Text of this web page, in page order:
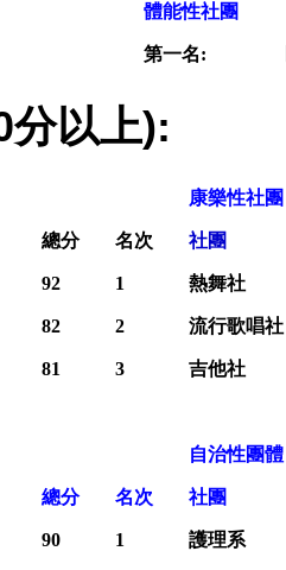
體能性社團
第一名:
分以上):
康樂性社團
總分 名次 社團
92 1 熱舞社
82 2 流行歌唱社
81 3 吉他社
自治性團體
總分 名次 社團
90 1 護理系